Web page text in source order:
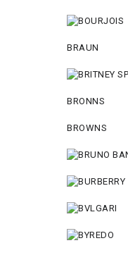
BRAUN
BRONNS
BROWNS